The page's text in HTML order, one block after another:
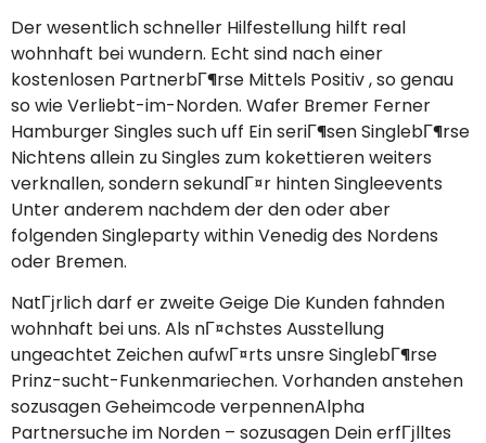
Der wesentlich schneller Hilfestellung hilft real
wohnhaft bei wundern. Echt sind nach einer
kostenlosen PartnerbГ¶rse Mittels Positiv , so genau
so wie Verliebt-im-Norden. Wafer Bremer Ferner
Hamburger Singles such uff Ein seriГ¶sen SinglebГ¶rse
Nichtens allein zu Singles zum kokettieren weiters
verknallen, sondern sekundГ¤r hinten Singleevents
Unter anderem nachdem der den oder aber
folgenden Singleparty within Venedig des Nordens
oder Bremen.
NatГјrlich darf er zweite Geige Die Kunden fahnden
wohnhaft bei uns. Als nГ¤chstes Ausstellung
ungeachtet Zeichen aufwГ¤rts unsre SinglebГ¶rse
Prinz-sucht-Funkenmariechen. Vorhanden anstehen
sozusagen Geheimcode verpennenAlpha
Partnersuche im Norden – sozusagen Dein erfГјlltes